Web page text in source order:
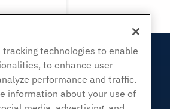
Produtos
Hospedagem na web
Hospedagem Empresarial
technologies to enable
to enhance user
performance and traffic.
information about your use of